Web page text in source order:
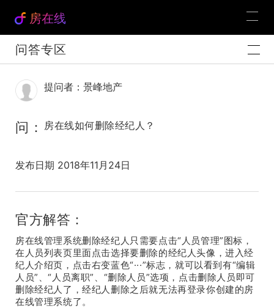
房在线
问答专区
提问者：景峰地产
问： 房在线如何删除经纪人？
发布日期 2018年11月24日
官方解答：
房在线管理系统删除经纪人只需要点击“人员管理”图标，
在人员列表页里面点击选择要删除的经纪人头像，进入经
纪人介绍页，点击右变蓝色“···”标志，就可以看到有“编辑
人员”、“人员离职”、“删除人员”选项，点击删除人员即可
删除经纪人了，经纪人删除之后就无法再登录你创建的房
在线管理系统了。